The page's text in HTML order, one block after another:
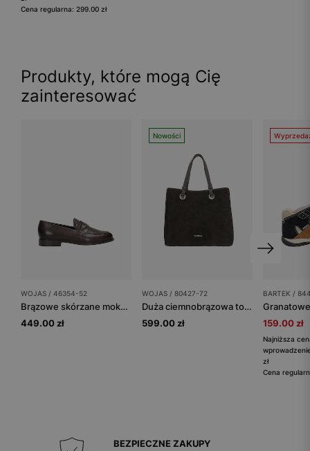
Cena regularna: 299.00 zł
Produkty, które mogą Cię
zainteresować
WOJAS / 46354-52
Brązowe skórzane mokasyny damskie typu penny loafers
449.00 zł
Nowości
WOJAS / 80427-72
Duża ciemnobrązowa torebka damska z dwoiny welurowej
599.00 zł
BARTEK /
159.00 zł
Najniższa
zł
Cena
BEZPIECZNE ZAKUPY